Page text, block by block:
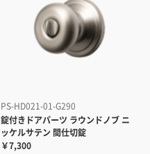
PS-HD021-01-G290
錠付きドアパーツ ラウンドノブ ニ
ッケルサテン 間仕切錠
￥7,300